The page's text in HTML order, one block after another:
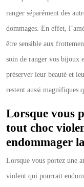
ranger séparément des
dommages. En effet,
être sensible aux
soin de ranger vos bijoux
préserver leur beauté et
restent aussi magnifiques
Lorsque vous
tout choc
endommager
Lorsque vous portez une
violent qui pourrait